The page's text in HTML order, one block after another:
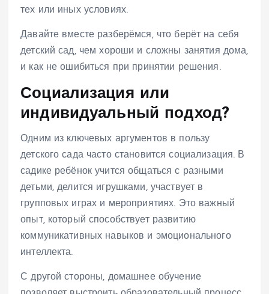
тех или иных условиях.
Давайте вместе разберёмся, что берёт на себя
детский сад, чем хороши и сложны занятия дома,
и как не ошибиться при принятии решения.
Социализация или
индивидуальный подход?
Одним из ключевых аргументов в пользу
детского сада часто становится социализация. В
садике ребёнок учится общаться с разными
детьми, делится игрушками, участвует в
групповых играх и мероприятиях. Это важный
опыт, который способствует развитию
коммуникативных навыков и эмоционального
интеллекта.
С другой стороны, домашнее обучение